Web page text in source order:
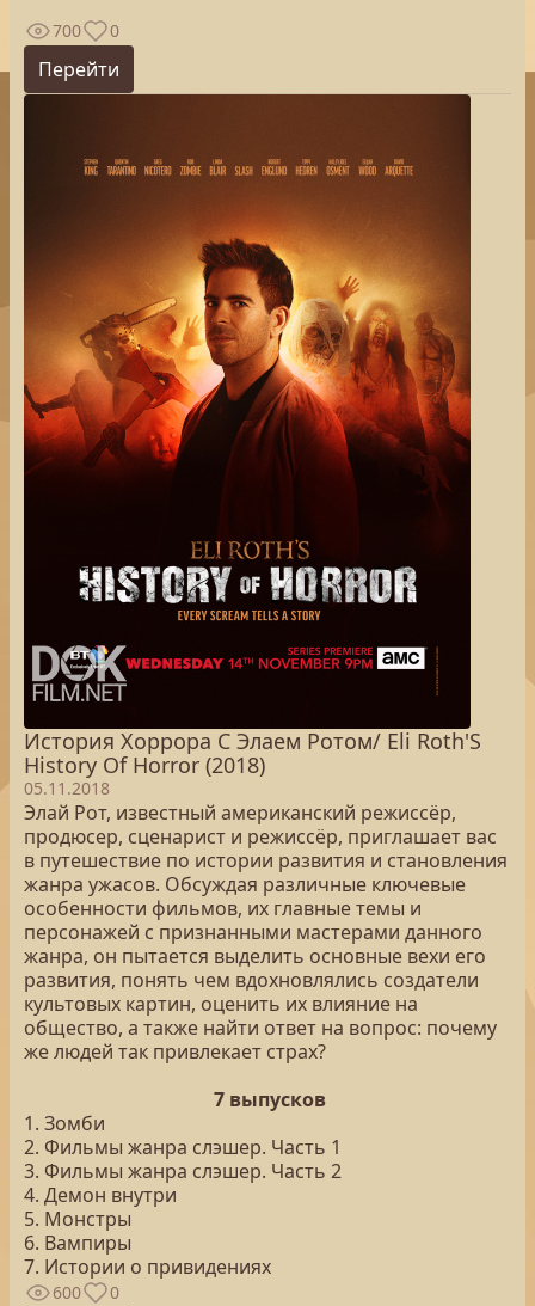
700 0
Перейти
История Хоррора С Элаем Ротом/ Eli Roth'S
History Of Horror (2018)
05.11.2018
Элай Рот, известный американский режиссёр,
продюсер, сценарист и режиссёр, приглашает вас
в путешествие по истории развития и становления
жанра ужасов. Обсуждая различные ключевые
особенности фильмов, их главные темы и
персонажей с признанными мастерами данного
жанра, он пытается выделить основные вехи его
развития, понять чем вдохновлялись создатели
культовых картин, оценить их влияние на
общество, а также найти ответ на вопрос: почему
же людей так привлекает страх?
7 выпусков
1. Зомби
2. Фильмы жанра слэшер. Часть 1
3. Фильмы жанра слэшер. Часть 2
4. Демон внутри
5. Монстры
6. Вампиры
7. Истории о привидениях
600 0